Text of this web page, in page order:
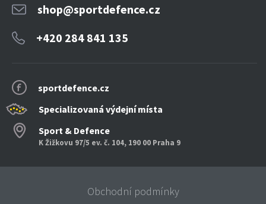
sportdefence.cz
Specializovaná výdejní místa
Sport & Defence
K Žižkovu 97/5 ev. č. 104, 190 00 Praha 9
shop@sportdefence.cz
+420 284 841 135
Obchodní podmínky